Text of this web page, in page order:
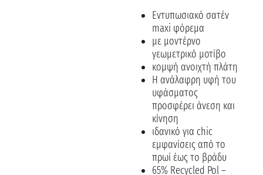
Εντυπωσιακό σατέν
maxi φόρεμα
με μοντέρνο
γεωμετρικό μοτίβο
κομψή ανοιχτή πλάτη
Η ανάλαφρη υφή του
υφάσματος
προσφέρει άνεση και
κίνηση
ιδανικό για chic
εμφανίσεις από το
πρωί έως το βράδυ
65% Recycled Pol –